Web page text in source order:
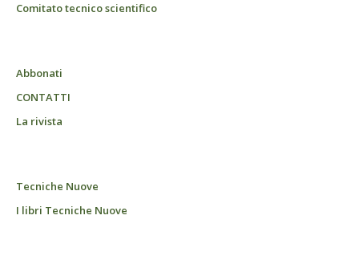
Comitato tecnico scientifico
Abbonati
CONTATTI
La rivista
Tecniche Nuove
I libri Tecniche Nuove